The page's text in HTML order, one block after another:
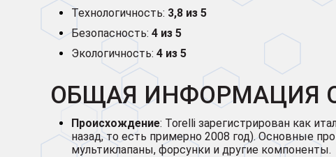
Технологичность: 3,8 из 5
Безопасность: 4 из 5
Экологичность: 4 из 5
ОБЩАЯ ИНФОРМАЦИЯ О
Происхождение: Torelli зарегистрирован как
назад, то есть примерно 2008 год). Основные
мультиклапаны, форсунки и другие компоненты.